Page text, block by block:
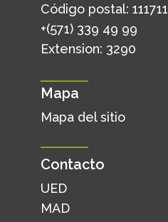
Código postal: 111711
+(571) 339 49 99
Extension: 3290
Mapa
Mapa del sitio
Contacto
UED
MAD